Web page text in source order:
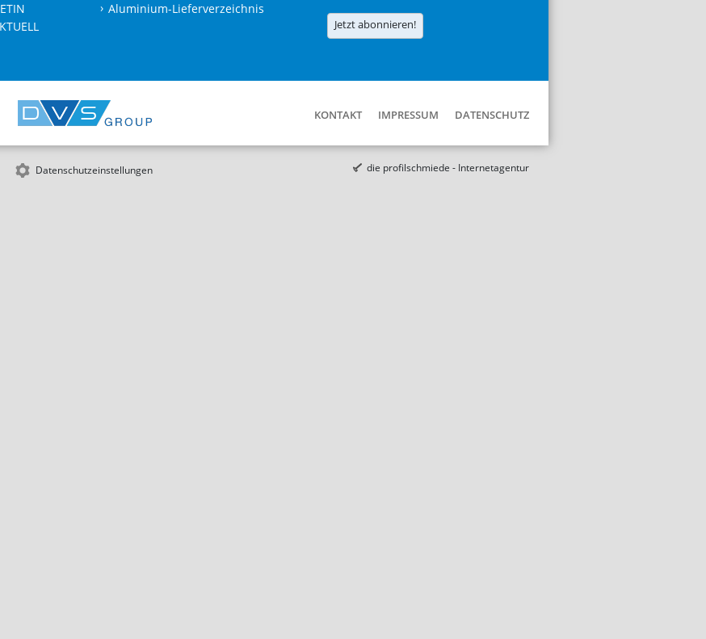
Aluminium-Lieferverzeichnis
Jetzt abonnieren!
KONTAKT IMPRESSUM DATENSCHUTZ
Datenschutzeinstellungen die profilschmiede - Internetagentur